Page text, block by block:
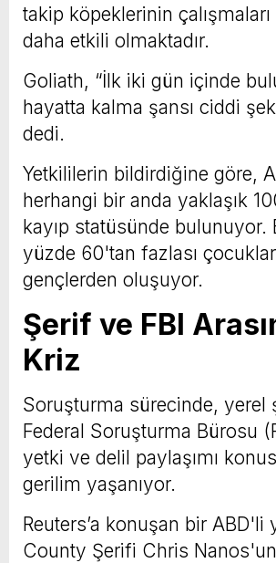
takip köpeklerinin
daha etkili olmaktadır.
Goliath, “İlk iki gün içinde
hayatta kalma şansı ciddi
dedi.
Yetkililerin bildirdiğine göre,
herhangi bir anda yaklaşık
kayıp statüsünde bulunuyor.
yüzde 60'tan fazlası
gençlerden oluşuyor.
Şerif ve FBI
Kriz
Soruşturma sürecinde, yerel
Federal Soruşturma Bürosu
yetki ve delil paylaşımı
gerilim yaşanıyor.
Reuters’a konuşan bir ABD'li
County Şerifi Chris